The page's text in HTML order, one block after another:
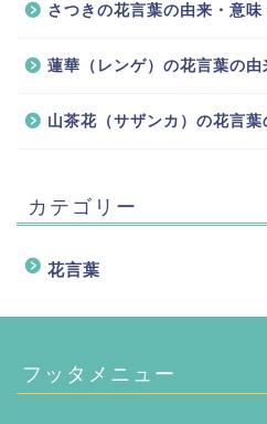
さつきの花言葉の由来・意味
蓮華（レンゲ）の花言葉の
山茶花（サザンカ）の花言
カテゴリー
花言葉
フッタメニュー